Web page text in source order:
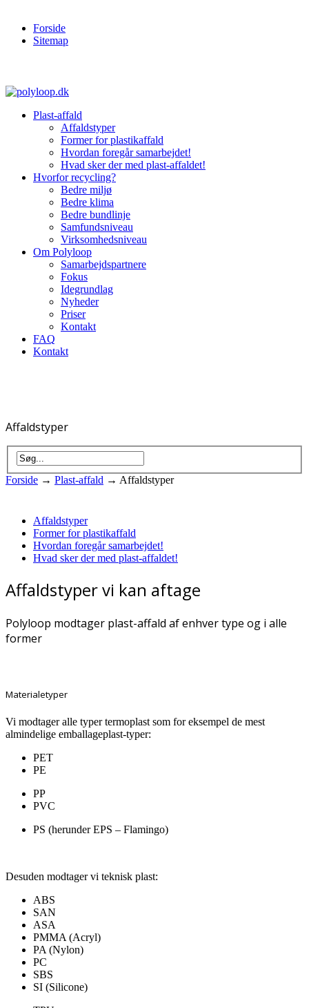
Forside
Sitemap
Plast-affald
Affaldstyper
Former for plastikaffald
Hvordan foregår samarbejdet!
Hvad sker der med plast-affaldet!
Hvorfor recycling?
Bedre miljø
Bedre klima
Bedre bundlinje
Samfundsniveau
Virksomhedsniveau
Om Polyloop
Samarbejdspartnere
Fokus
Idegrundlag
Nyheder
Priser
Kontakt
FAQ
Kontakt
Affaldstyper
Forside → Plast-affald → Affaldstyper
Affaldstyper
Former for plastikaffald
Hvordan foregår samarbejdet!
Hvad sker der med plast-affaldet!
Affaldstyper vi kan aftage
Polyloop modtager plast-affald af enhver type og i alle
former
Materialetyper
Vi modtager alle typer termoplast som for eksempel de mest
almindelige emballageplast-typer:
PET
PE
PP
PVC
PS (herunder EPS – Flamingo)
Desuden modtager vi teknisk plast:
ABS
SAN
ASA
PMMA (Acryl)
PA (Nylon)
PC
SBS
SI (Silicone)